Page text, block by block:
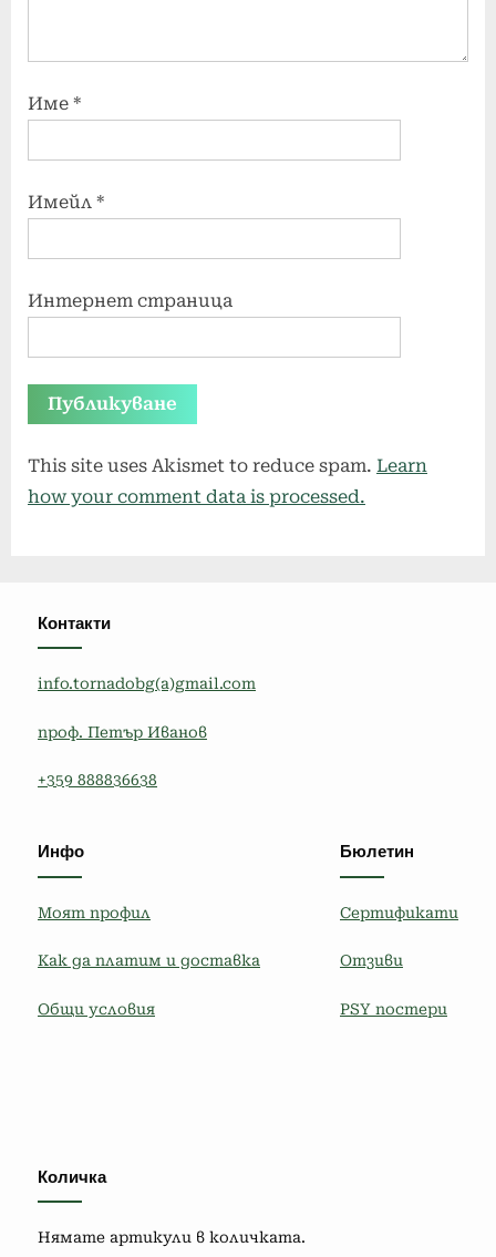
Име *
Имейл *
Интернет страница
This site uses Akismet to reduce spam. Learn
how your comment data is processed.
Контакти
info.tornadobg(a)gmail.com
проф. Петър Иванов
+359 888836638
Инфо
Моят профил
Как да платим и доставка
Общи условия
Бюлетин
Сертификати
Отзиви
PSY постери
Количка
Нямате артикули в количката.